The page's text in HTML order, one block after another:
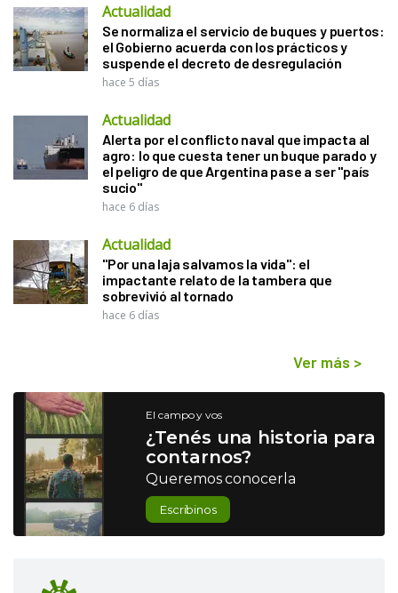
Actualidad
Se normaliza el servicio de buques y puertos:
el Gobierno acuerda con los prácticos y
suspende el decreto de desregulación
hace 5 días
Actualidad
Alerta por el conflicto naval que impacta al
agro: lo que cuesta tener un buque parado y
el peligro de que Argentina pase a ser "país
sucio"
hace 6 días
Actualidad
"Por una laja salvamos la vida": el
impactante relato de la tambera que
sobrevivió al tornado
hace 6 días
Ver más >
El campo y vos
¿Tenés una historia para
contarnos?
Queremos conocerla
Escribinos